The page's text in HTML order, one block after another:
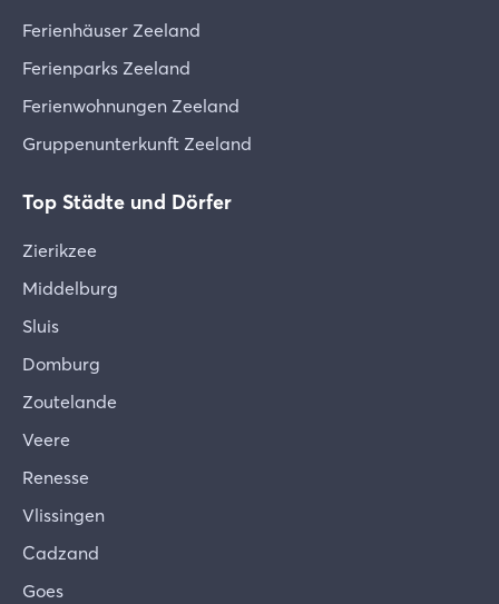
Vorauszahlungen werden dem Hauptgast
kostenlos zurückerstattet.
Ferienhäuser Zeeland
Ferienparks Zeeland
Ferienwohnungen Zeeland
Gruppenunterkunft Zeeland
Top Städte und Dörfer
Zierikzee
Middelburg
Sluis
Domburg
Zoutelande
Veere
Renesse
Vlissingen
Cadzand
Goes